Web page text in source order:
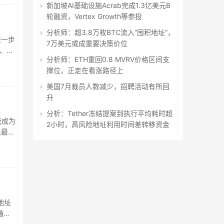
步
为
低
址
过
新加坡AI基础设施Acrab完成1.3亿美元B
轮融资，Vertex Growth等参投
分析师：超3.8万枚BTC流入“囤积地址”，
7万美元或成重要决策价位
分析师：ETH重回0.8 MVRV价格区间支
撑位，正走在看涨路径上
美国7月裁员人数减少，招聘活动有所回
升
分析：Tether冻结提案到执行平均耗时超
2小时，高风险地址利用时间差转移资金